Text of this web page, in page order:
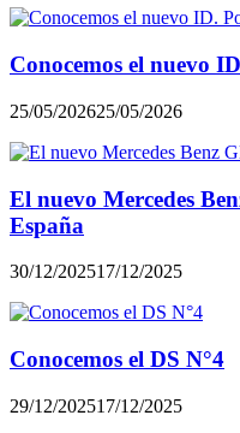
Conocemos el nuevo
25/05/202625/05/2026
El nuevo Mercedes
España
30/12/202517/12/2025
Conocemos el DS N°4
29/12/202517/12/2025